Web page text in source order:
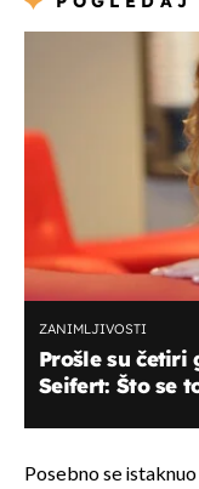
ZANIMLJIVOSTI
Prošle su četiri
Seifert: Što se
Posebno se